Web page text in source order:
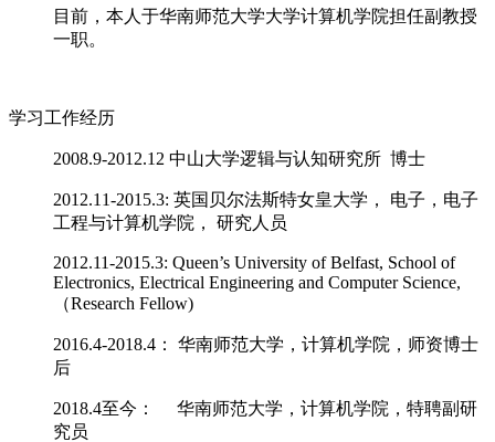
目前，本人于华南师范大学大学计算机学院担任副教授
一职。
学习工作经历
2008.9-2012.12 中山大学逻辑与认知研究所 博士
2012.11-2015.3: 英国贝尔法斯特女皇大学， 电子，电子
工程与计算机学院， 研究人员
2012.11-2015.3: Queen’s University of Belfast, School of
Electronics, Electrical Engineering and Computer Science,
（Research Fellow)
2016.4-2018.4： 华南师范大学，计算机学院，师资博士
后
2018.4至今： 华南师范大学，计算机学院，特聘副研
究员